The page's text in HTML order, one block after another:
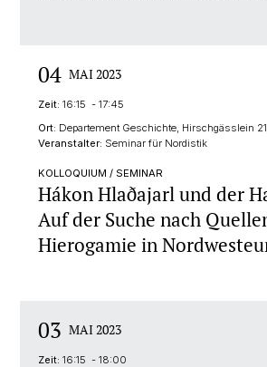
04 MAI 2023
Zeit: 16:15 - 17:45
Ort: Departement Geschichte, Hirschgässlein
Veranstalter: Seminar für Nordistik
KOLLOQUIUM / SEMINAR
Hákon Hlaðajarl und der
Auf der Suche nach
Hierogamie in
03 MAI 2023
Zeit: 16:15 - 18:00